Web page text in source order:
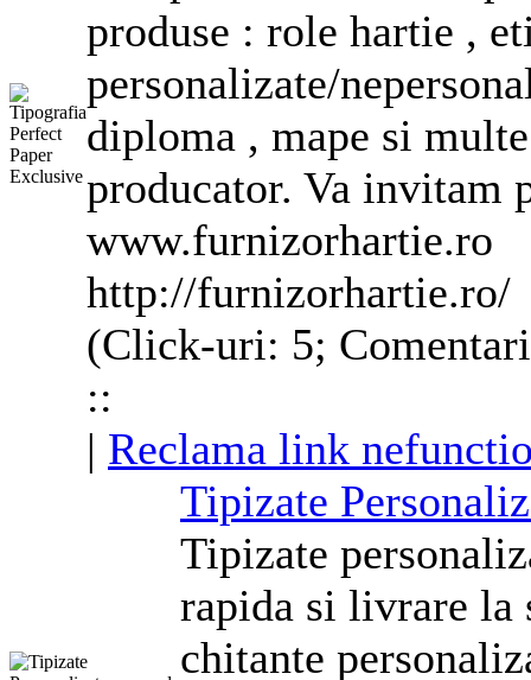
produse : role hartie ,
personalizate/ne
diploma , mape si
producator. Va invitam
www.furnizorhartie.ro
http://furnizorhartie.ro/
(Click-uri: 5;
::
| Reclama link
Tipizate
Tipizate
rapida si livrare
chitante